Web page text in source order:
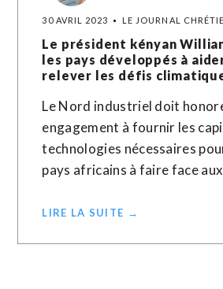
30 AVRIL 2023 LE JOURNAL
Le président kényan
les pays développés à
relever les défis
Le Nord industriel doit
engagement à fournir les
technologies nécessaires
pays africains à faire face
LIRE LA SUITE →